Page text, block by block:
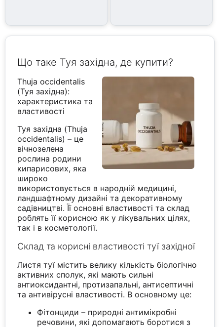
Що таке Туя західна, де купити?
Thuja occidentalis
(Туя західна):
характеристика та
властивості
Туя західна (Thuja
occidentalis) – це
вічнозелена
рослина родини
кипарисових, яка
широко
використовується в народній медицині,
ландшафтному дизайні та декоративному
садівництві. Її основні властивості та склад
роблять її корисною як у лікувальних цілях,
так і в косметології.
Склад та корисні властивості туї західної
Листя туї містить велику кількість біологічно
активних сполук, які мають сильні
антиоксидантні, протизапальні, антисептичні
та антивірусні властивості. В основному це:
Фітонциди – природні антимікробні
речовини, які допомагають боротися з